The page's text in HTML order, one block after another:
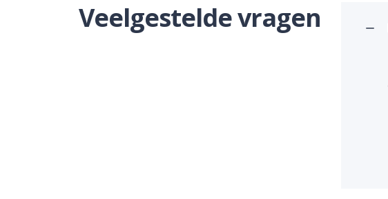
Veelgestelde vragen